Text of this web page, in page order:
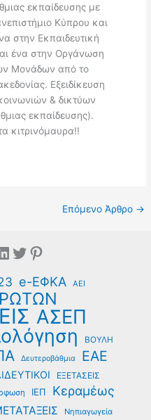
εκπαίδευσης με
Κύπρου και
στην Εκπαιδευτική
ένα στην Οργάνωση
Μονάδων από το
Εξειδίκευση
& δικτύων
εκπαίδευσης).
κιτρινόμαυρα!!
Επόμενο Άρθρο →
Twitter
Pinterest
e-ΕΦΚΑ ΑΕΙ
ΑΣΕΠ
ΒΟΥΛΗ
Δευτεροβάθμια ΕΑΕ
ΕΞΕΤΑΣΕΙΣ
ΙΕΠ Κεραμέως
Νηπιαγωγεία